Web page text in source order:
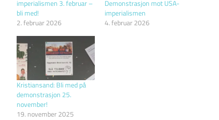
imperialismen 3. februar –
bli med!
2. februar 2026
Demonstrasjon mot USA-
imperialismen
4. februar 2026
Kristiansand: Bli med på
demonstrasjon 25.
november!
19. november 2025